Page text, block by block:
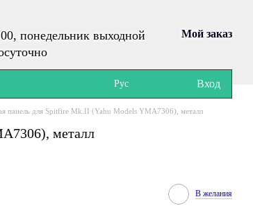
понедельник выходной
Мой заказ
Рус Вход
панель для Spitfire Mk.II (Yahu Models YMA7306), металл
металл
В желания